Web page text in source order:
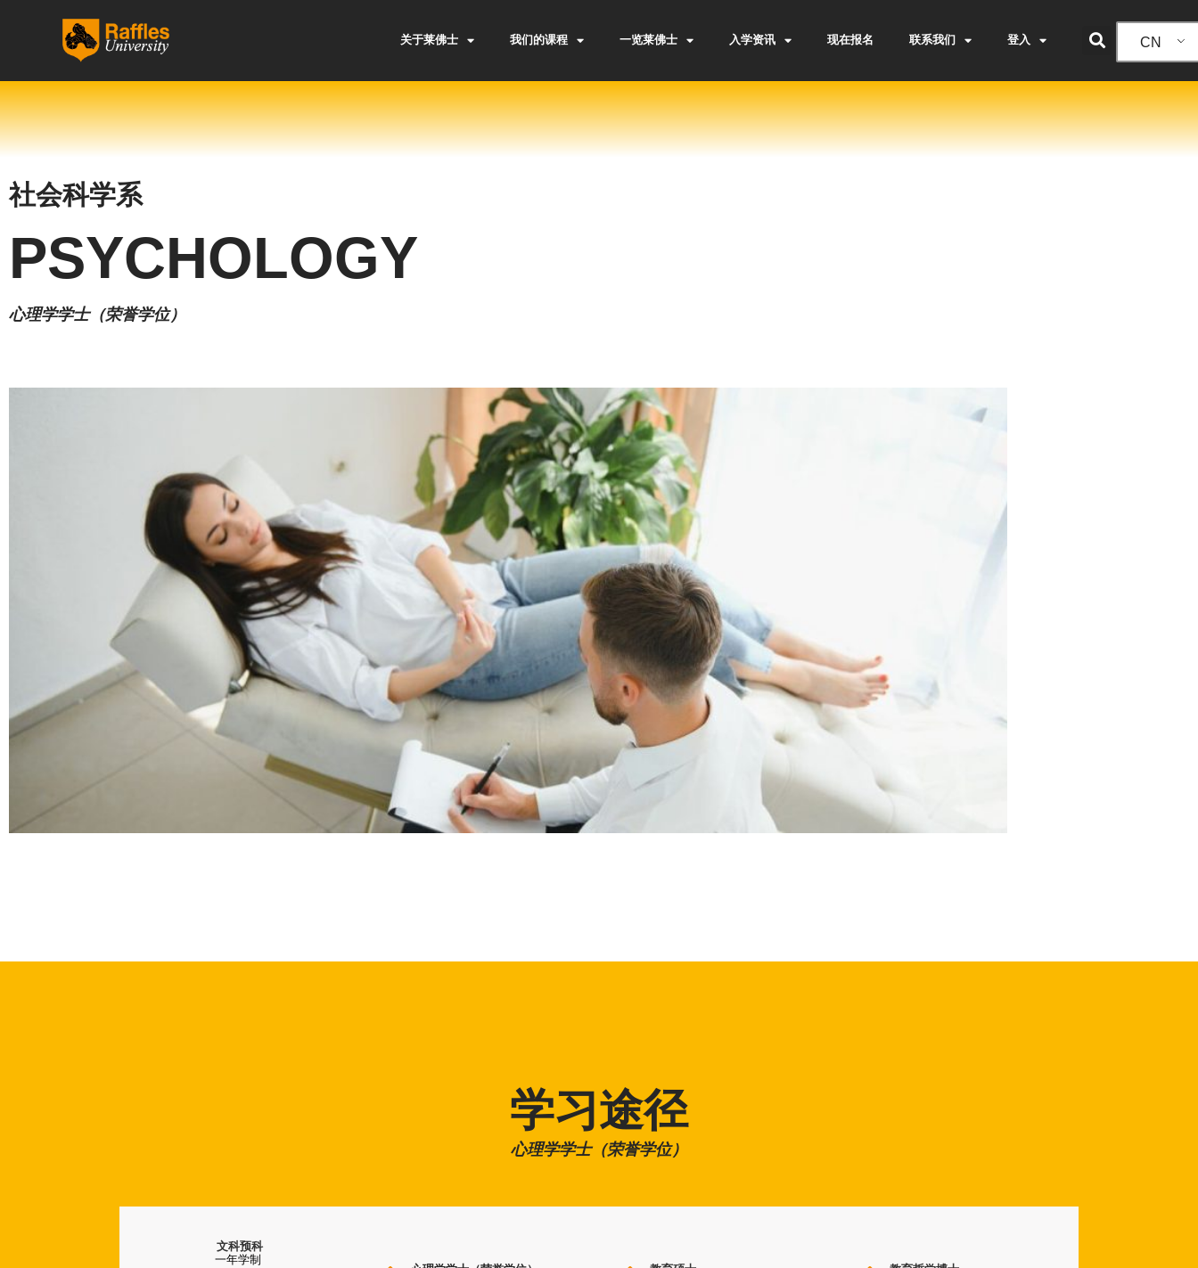
关于莱佛士 我们的课程 一览莱佛士 入学资讯 现在报名 联系我们 登入 CN
社会科学系
PSYCHOLOGY
心理学学士（荣誉学位）
学习途径
心理学学士（荣誉学位）
文科预科
一年学制